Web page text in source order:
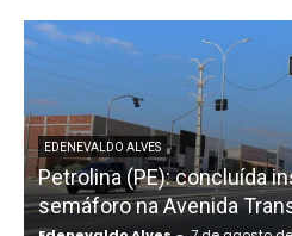
EDENEVALDO ALVES
Petrolina (PE): concluída
semáforo na Avenida